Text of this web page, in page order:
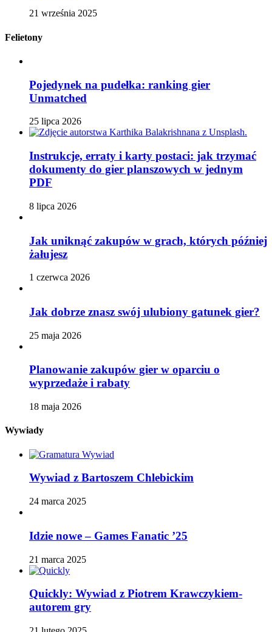
21 września 2025
Felietony
Pojedynek na pudełka: ranking gier
Unmatched
25 lipca 2026
Instrukcje, erraty i karty postaci: jak trzymać
dokumenty do gier planszowych w jednym
PDF
8 lipca 2026
Jak uniknąć zakupów w grach, których później
żałujesz
1 czerwca 2026
Jak dobrze znasz swój ulubiony gatunek gier?
25 maja 2026
Planowanie zakupów gier w oparciu o
wyprzedaże i rabaty
18 maja 2026
Wywiady
Wywiad z Bartoszem Chlebickim
24 marca 2025
Idzie nowe – Games Fanatic ’25
21 marca 2025
Quickly: Wywiad z Piotrem Krawczykiem-
autorem gry